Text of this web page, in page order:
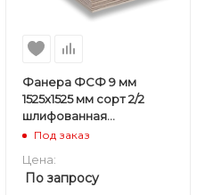
Фанера ФСФ 9 мм
1525х1525 мм сорт 2/2
шлифованная
березовая
Под заказ
Цена:
По запросу